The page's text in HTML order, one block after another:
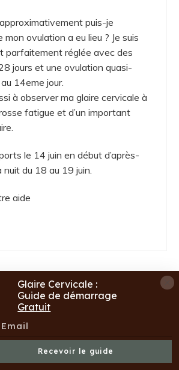
puis-je
mon ovulation a eu lieu ? Je suis
parfaitement réglée avec des
jours et une ovulation quasi-
14eme jour.
à observer ma glaire cervicale à
fatigue et d’un important
le 14 juin en début d’après-
du 18 au 19 juin.
aide
à 0
déjà pour ta confiance.
Glaire Cervicale :
Guide de démarrage
Gratuit
Recevoir le guide